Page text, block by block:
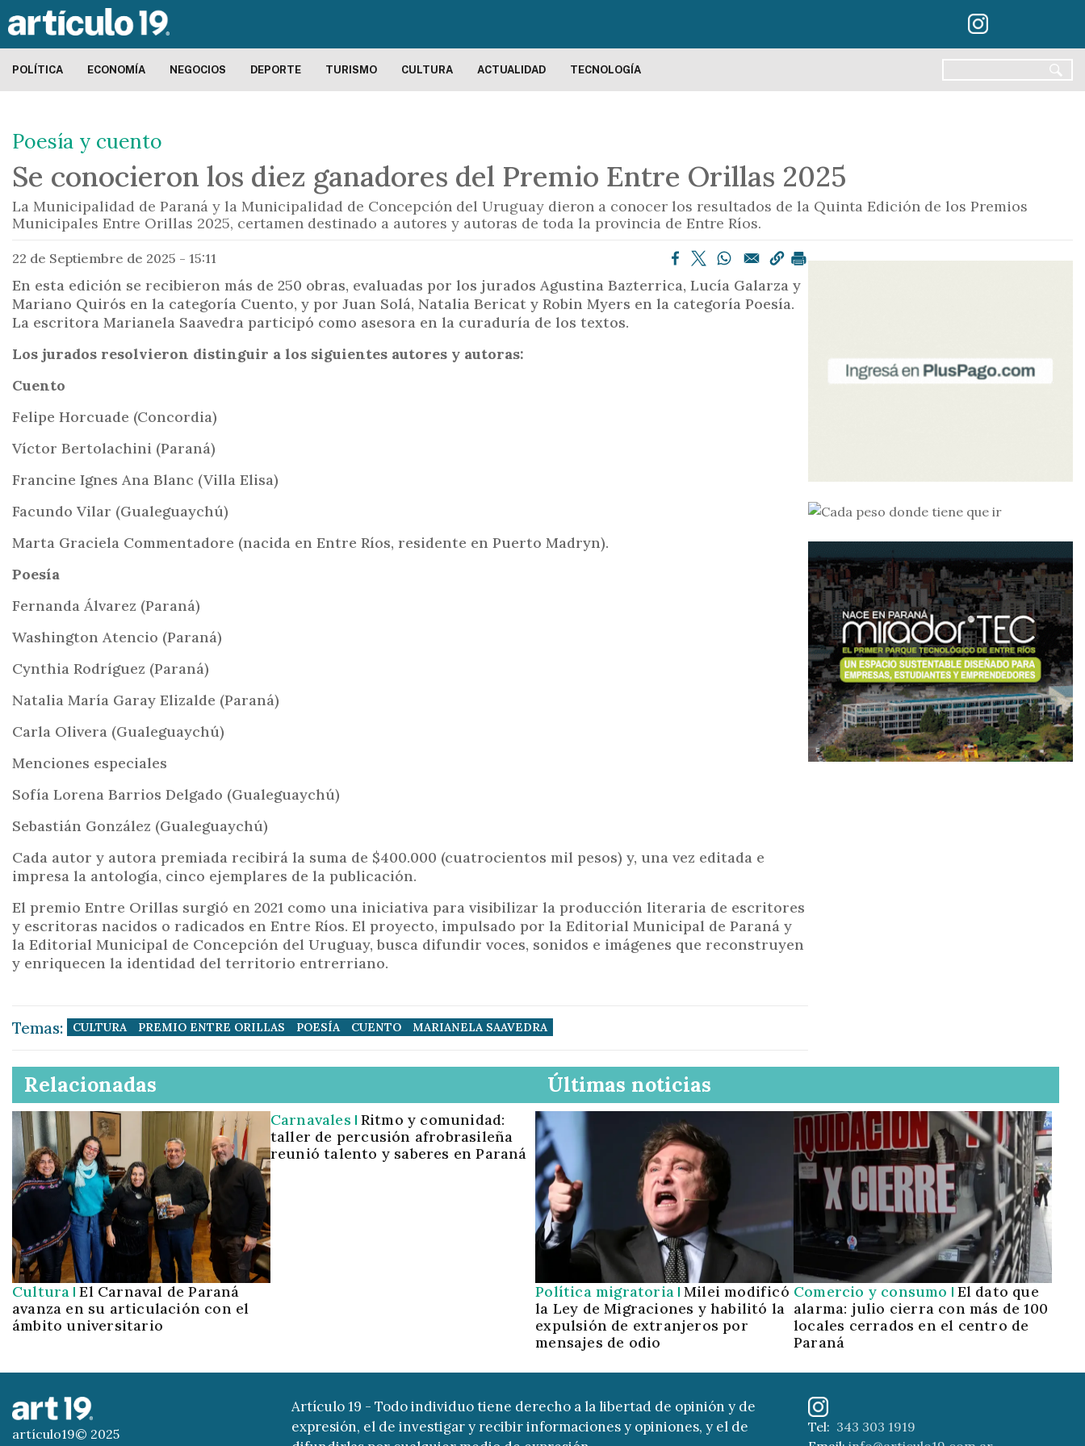
s
a
r
o
n
t
e
d
o
POLÍTICA ECONOMÍA NEGOCIOS DEPORTE TURISMO CULTURA ACTUALIDAD TECNOLOGÍA
Poesía y cuento
Se conocieron los diez ganadores del Premio Entre Orillas 2025
La Municipalidad de Paraná y la Municipalidad de Concepción del Uruguay dieron a conocer los resultados de la Quinta Edición de los Premios
Municipales Entre Orillas 2025, certamen destinado a autores y autoras de toda la provincia de Entre Ríos.
22 de Septiembre de 2025 - 15:11
En esta edición se recibieron más de 250 obras, evaluadas por los jurados Agustina Bazterrica, Lucía Galarza y
Mariano Quirós en la categoría Cuento, y por Juan Solá, Natalia Bericat y Robin Myers en la categoría Poesía.
La escritora Marianela Saavedra participó como asesora en la curaduría de los textos.
Los jurados resolvieron distinguir a los siguientes autores y autoras:
Cuento
Felipe Horcuade (Concordia)
Víctor Bertolachini (Paraná)
Francine Ignes Ana Blanc (Villa Elisa)
Facundo Vilar (Gualeguaychú)
Marta Graciela Commentadore (nacida en Entre Ríos, residente en Puerto Madryn).
Poesía
Fernanda Álvarez (Paraná)
Washington Atencio (Paraná)
Cynthia Rodríguez (Paraná)
Natalia María Garay Elizalde (Paraná)
Carla Olivera (Gualeguaychú)
Menciones especiales
Sofía Lorena Barrios Delgado (Gualeguaychú)
Sebastián González (Gualeguaychú)
Cada autor y autora premiada recibirá la suma de $400.000 (cuatrocientos mil pesos) y, una vez editada e
impresa la antología, cinco ejemplares de la publicación.
El premio Entre Orillas surgió en 2021 como una iniciativa para visibilizar la producción literaria de escritores
y escritoras nacidos o radicados en Entre Ríos. El proyecto, impulsado por la Editorial Municipal de Paraná y
la Editorial Municipal de Concepción del Uruguay, busca difundir voces, sonidos e imágenes que reconstruyen
y enriquecen la identidad del territorio entrerriano.
Temas: CULTURA PREMIO ENTRE ORILLAS POESÍA CUENTO MARIANELA SAAVEDRA
Relacionadas
Cultura El Carnaval de Paraná
avanza en su articulación con el
ámbito universitario
Carnavales Ritmo y comunidad:
taller de percusión afrobrasileña
reunió talento y saberes en Paraná
Últimas noticias
Política migratoria Milei modificó
la Ley de Migraciones y habilitó la
expulsión de extranjeros por
mensajes de odio
Comercio y consumo
El dato que
alarma: julio cierra con más de 100
locales cerrados en el centro de
Paraná
artículo19© 2025
Artículo 19 - Todo individuo tiene derecho a la libertad de opinión y de
expresión, el de investigar y recibir informaciones y opiniones, y el de
Tel: 343 303 1919